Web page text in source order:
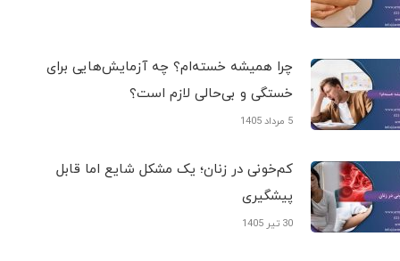
چرا همیشه خسته‌ام؟ چه آزمایش‌هایی برای
خستگی و بی‌حالی لازم است؟
5 مرداد 1405
کم‌خونی در زنان؛ یک مشکل شایع اما قابل
پیشگیری
30 تیر 1405